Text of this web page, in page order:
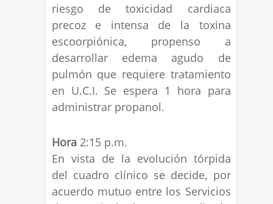
riesgo de toxicidad cardiaca
precoz e intensa de la toxina
escoorpiónica, propenso a
desarrollar edema agudo de
pulmón que requiere tratamiento
en U.C.I. Se espera 1 hora para
administrar propanol.
Hora 2:15 p.m.
En vista de la evolución tórpida
del cuadro clínico se decide, por
acuerdo mutuo entre los Servicios